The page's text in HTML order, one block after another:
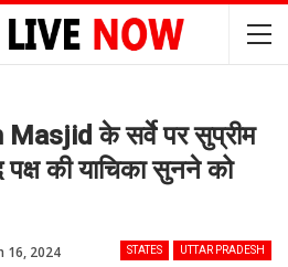
के सर्वे पर सुप्रीम
पक्ष की याचिका सुनने को
STATES UTTAR PRADESH
16, 2024